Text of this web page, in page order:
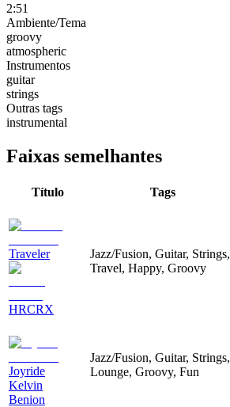
2:51
Ambiente/Tema
groovy
atmospheric
Instrumentos
guitar
strings
Outras tags
instrumental
Faixas semelhantes
Título Tags
Traveler
HRCRX
Jazz/Fusion, Guitar, Strings,
Travel, Happy, Groovy
Joyride
Kelvin
Benion
Jazz/Fusion, Guitar, Strings,
Lounge, Groovy, Fun